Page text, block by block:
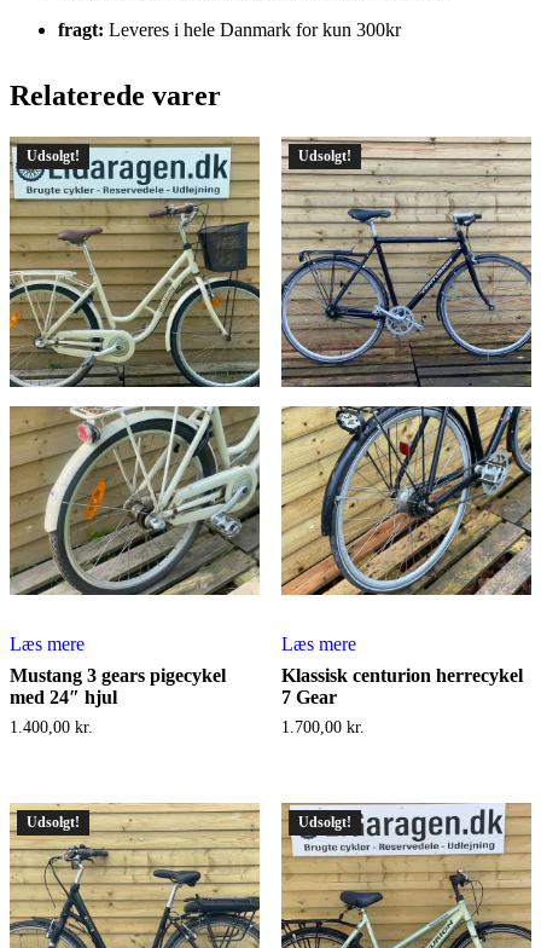
fragt: Leveres i hele Danmark for kun 300kr
Relaterede varer
Udsolgt!
Læs mere
Mustang 3 gears pigecykel
med 24″ hjul
1.400,00 kr.
Udsolgt!
Læs mere
Klassisk centurion herrecykel
7 Gear
1.700,00 kr.
Udsolgt! Udsolgt!